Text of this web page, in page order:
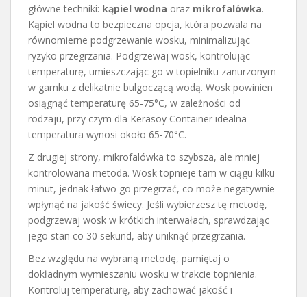
główne techniki: kąpiel wodna oraz mikrofalówka.
Kąpiel wodna to bezpieczna opcja, która pozwala na
równomierne podgrzewanie wosku, minimalizując
ryzyko przegrzania. Podgrzewaj wosk, kontrolując
temperaturę, umieszczając go w topielniku zanurzonym
w garnku z delikatnie bulgoczącą wodą. Wosk powinien
osiągnąć temperaturę 65-75°C, w zależności od
rodzaju, przy czym dla Kerasoy Container idealna
temperatura wynosi około 65-70°C.
Z drugiej strony, mikrofalówka to szybsza, ale mniej
kontrolowana metoda. Wosk topnieje tam w ciągu kilku
minut, jednak łatwo go przegrzać, co może negatywnie
wpłynąć na jakość świecy. Jeśli wybierzesz tę metodę,
podgrzewaj wosk w krótkich interwałach, sprawdzając
jego stan co 30 sekund, aby uniknąć przegrzania.
Bez względu na wybraną metodę, pamiętaj o
dokładnym wymieszaniu wosku w trakcie topnienia.
Kontroluj temperaturę, aby zachować jakość i